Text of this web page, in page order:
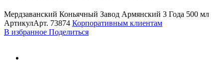
Мердзаванский Коньячный Завод Армянский 3 Года 500 мл
АртикулАрт. 73874 Корпоративным клиентам
В избранное Поделиться